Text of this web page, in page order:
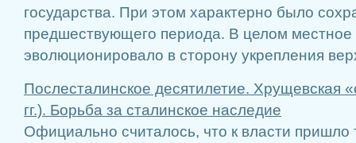
государства. При этом характерно было
предшествующего периода. В целом местное
эволюционировало в сторону укрепления
Послесталинское десятилетие. Хрущевская
гг.). Борьба за сталинское наследие
Официально считалось, что к власти пришло